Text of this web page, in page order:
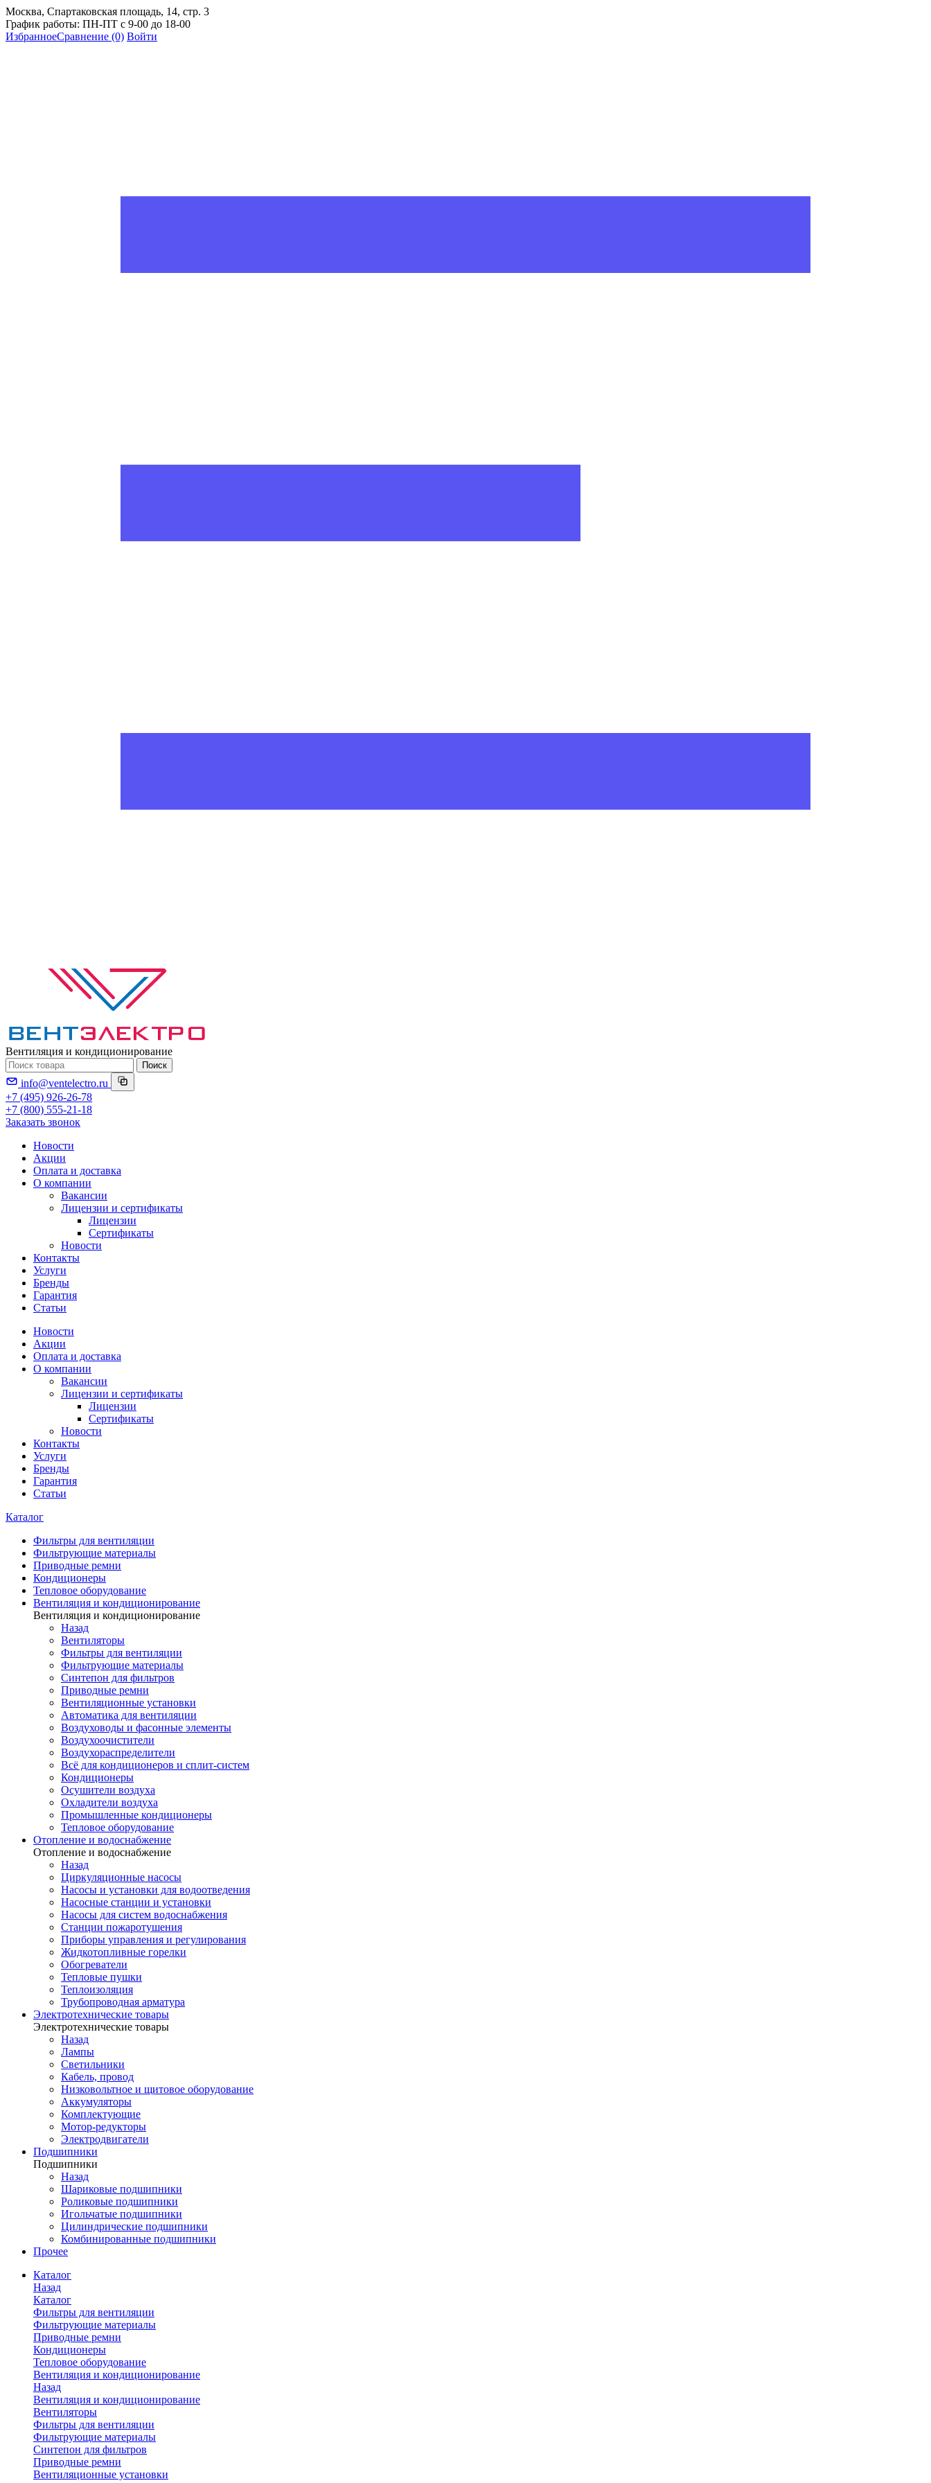
Москва, Спартаковская площадь, 14, стр. 3
График работы: ПН-ПТ с 9-00 до 18-00
ИзбранноеСравнение (0) Войти
Вентиляция и кондиционирование
Поиск
info@ventelectro.ru
+7 (495) 926-26-78
+7 (800) 555-21-18
Заказать звонок
Новости
Акции
Оплата и доставка
О компании
Вакансии
Лицензии и сертификаты
Лицензии
Сертификаты
Новости
Контакты
Услуги
Бренды
Гарантия
Статьи
Новости
Акции
Оплата и доставка
О компании
Вакансии
Лицензии и сертификаты
Лицензии
Сертификаты
Новости
Контакты
Услуги
Бренды
Гарантия
Статьи
Каталог
Фильтры для вентиляции
Фильтрующие материалы
Приводные ремни
Кондиционеры
Тепловое оборудование
Вентиляция и кондиционирование
Вентиляция и кондиционирование
Назад
Вентиляторы
Фильтры для вентиляции
Фильтрующие материалы
Синтепон для фильтров
Приводные ремни
Вентиляционные установки
Автоматика для вентиляции
Воздуховоды и фасонные элементы
Воздухоочистители
Воздухораспределители
Всё для кондиционеров и сплит-систем
Кондиционеры
Осушители воздуха
Охладители воздуха
Промышленные кондиционеры
Тепловое оборудование
Отопление и водоснабжение
Отопление и водоснабжение
Назад
Циркуляционные насосы
Насосы и установки для водоотведения
Насосные станции и установки
Насосы для систем водоснабжения
Станции пожаротушения
Приборы управления и регулирования
Жидкотопливные горелки
Обогреватели
Тепловые пушки
Теплоизоляция
Трубопроводная арматура
Электротехнические товары
Электротехнические товары
Назад
Лампы
Светильники
Кабель, провод
Низковольтное и щитовое оборудование
Аккумуляторы
Комплектующие
Мотор-редукторы
Электродвигатели
Подшипники
Подшипники
Назад
Шариковые подшипники
Роликовые подшипники
Игольчатые подшипники
Цилиндрические подшипники
Комбинированные подшипники
Прочее
Каталог
Назад
Каталог
Фильтры для вентиляции
Фильтрующие материалы
Приводные ремни
Кондиционеры
Тепловое оборудование
Вентиляция и кондиционирование
Назад
Вентиляция и кондиционирование
Вентиляторы
Фильтры для вентиляции
Фильтрующие материалы
Синтепон для фильтров
Приводные ремни
Вентиляционные установки